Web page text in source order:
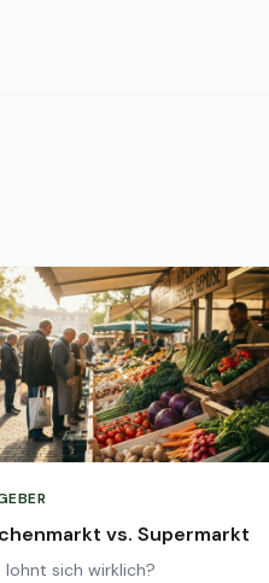
vs. Supermarkt
lohnt sich wirklich?